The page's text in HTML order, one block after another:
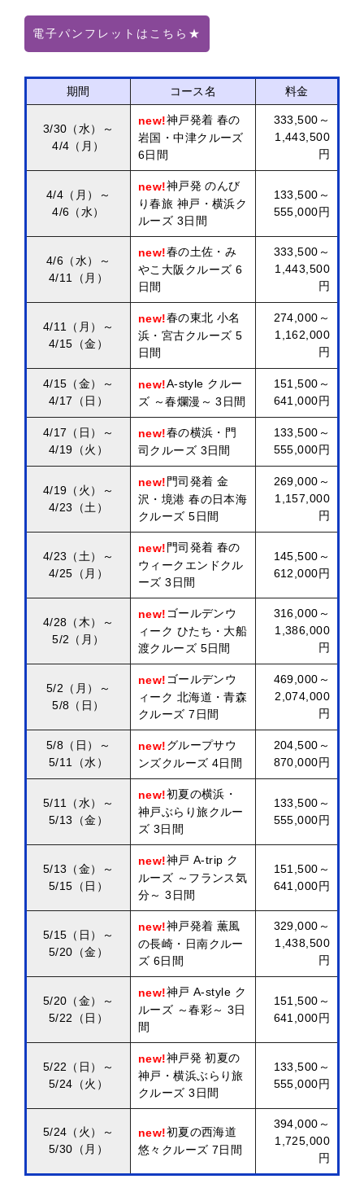
電子パンフレットはこちら★
期間 コース名 料金
3/30（水）～
4/4（月）
new!神戸発着 春の
岩国・中津クルーズ
6日間
333,500～
1,443,500
円
4/4（月）～
4/6（水）
new!神戸発 のんび
り春旅 神戸・横浜ク
ルーズ 3日間
133,500～
555,000円
4/6（水）～
4/11（月）
new!春の土佐・み
やこ大阪クルーズ 6
日間
333,500～
1,443,500
円
4/11（月）～
4/15（金）
new!春の東北 小名
浜・宮古クルーズ 5
日間
274,000～
1,162,000
円
4/15（金）～
4/17（日）
new!A-style クルー
ズ ～春爛漫～ 3日間
151,500～
641,000円
4/17（日）～
4/19（火）
new!春の横浜・門
司クルーズ 3日間
133,500～
555,000円
4/19（火）～
4/23（土）
new! 門司発着 金
沢・境港 春の日本海
クルーズ 5日間
269,000～
1,157,000
円
4/23（土）～
4/25（月）
new! 門司発着 春の
ウィークエンドクル
ーズ 3日間
145,500～
612,000円
4/28（木）～
5/2（月）
new! ゴールデンウ
ィーク ひたち・大船
渡クルーズ 5日間
316,000～
1,386,000
円
5/2（月）～
5/8（日）
new! ゴールデンウ
ィーク 北海道・青森
クルーズ 7日間
469,000～
2,074,000
円
5/8（日）～
5/11（水）
new!グループサウ
ンズクルーズ 4日間
204,500～
870,000円
5/11（水）～
5/13（金）
new!初夏の横浜・
神戸ぶらり旅クルー
ズ 3日間
133,500～
555,000円
5/13（金）～
5/15（日）
new!神戸 A-trip ク
ルーズ ～フランス気
分～ 3日間
151,500～
641,000円
5/15（日）～
5/20（金）
new!神戸発着 薫風
の長崎・日南クルー
ズ 6日間
329,000～
1,438,500
円
5/20（金）～
5/22（日）
new!神戸 A-style ク
ルーズ ～春彩～ 3日
間
151,500～
641,000円
5/22（日）～
5/24（火）
new!神戸発 初夏の
神戸・横浜ぶらり旅
クルーズ 3日間
133,500～
555,000円
5/24（火）～
5/30（月）
new!初夏の西海道
悠々クルーズ 7日間
394,000～
1,725,000
円